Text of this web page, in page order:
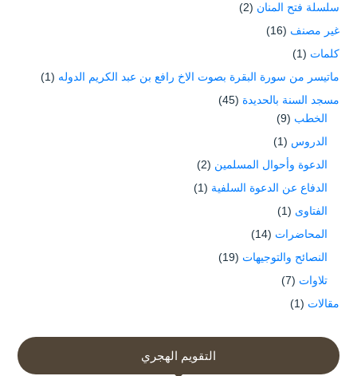
سلسلة فتح المنان (2)
غير مصنف (16)
كلمات (1)
ماتيسر من سورة البقرة بصوت الاخ رافع بن عبد الكريم الدوله (1)
مسجد السنة بالحديدة (45)
الخطب (9)
الدروس (1)
الدعوة وأحوال المسلمين (2)
الدفاع عن الدعوة السلفية (1)
الفتاوى (1)
المحاضرات (14)
النصائح والتوجيهات (19)
تلاوات (7)
مقالات (1)
التقويم الهجري